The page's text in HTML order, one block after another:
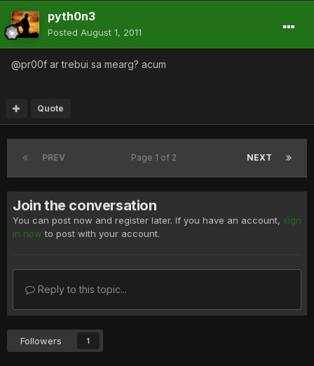
pyth0n3
Posted August 1, 2011
@pr00f ar trebui sa mearg? acum
Quote
PREV NEXT
Page 1 of 2
Join the conversation
You can post now and register later. If you have an account, sign
in now to post with your account.
Reply to this topic...
Followers 1